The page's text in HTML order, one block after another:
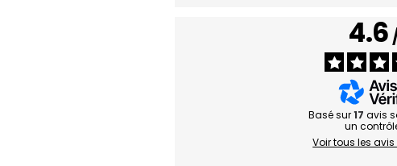
4.6
Basé sur17 avis
un
Voir tous les